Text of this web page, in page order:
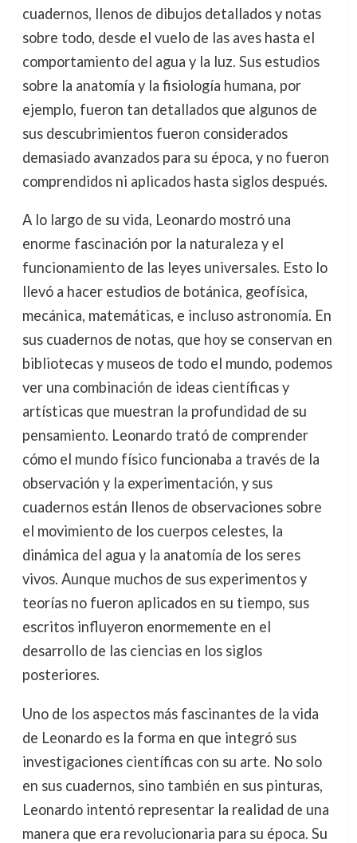
cuadernos, llenos de dibujos detallados y notas
sobre todo, desde el vuelo de las aves hasta el
comportamiento del agua y la luz. Sus estudios
sobre la anatomía y la fisiología humana, por
ejemplo, fueron tan detallados que algunos de
sus descubrimientos fueron considerados
demasiado avanzados para su época, y no fueron
comprendidos ni aplicados hasta siglos después.
A lo largo de su vida, Leonardo mostró una
enorme fascinación por la naturaleza y el
funcionamiento de las leyes universales. Esto lo
llevó a hacer estudios de botánica, geofísica,
mecánica, matemáticas, e incluso astronomía. En
sus cuadernos de notas, que hoy se conservan en
bibliotecas y museos de todo el mundo, podemos
ver una combinación de ideas científicas y
artísticas que muestran la profundidad de su
pensamiento. Leonardo trató de comprender
cómo el mundo físico funcionaba a través de la
observación y la experimentación, y sus
cuadernos están llenos de observaciones sobre
el movimiento de los cuerpos celestes, la
dinámica del agua y la anatomía de los seres
vivos. Aunque muchos de sus experimentos y
teorías no fueron aplicados en su tiempo, sus
escritos influyeron enormemente en el
desarrollo de las ciencias en los siglos
posteriores.
Uno de los aspectos más fascinantes de la vida
de Leonardo es la forma en que integró sus
investigaciones científicas con su arte. No solo
en sus cuadernos, sino también en sus pinturas,
Leonardo intentó representar la realidad de una
manera que era revolucionaria para su época. Su